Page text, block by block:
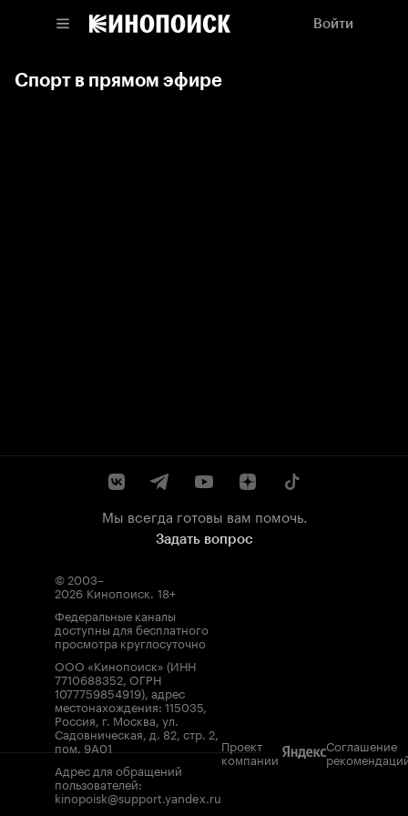
Войти
Спорт в прямом эфире
Мы всегда готовы вам помочь.
Задать вопрос
© 2003–
2026 Кинопоиск. 18+
Федеральные каналы
доступны для бесплатного
просмотра круглосуточно
ООО «Кинопоиск» (ИНН
7710688352, ОГРН
1077759854919), адрес
местонахождения: 115035,
Россия, г. Москва, ул.
Садовническая, д. 82, стр. 2,
пом. 9А01
Адрес для обращений
пользователей:
kinopoisk@support.yandex.ru
Проект
компании
Соглашение